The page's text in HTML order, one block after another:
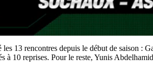
13 rencontres depuis le début de saison
10 reprises. Pour le reste, Yunis